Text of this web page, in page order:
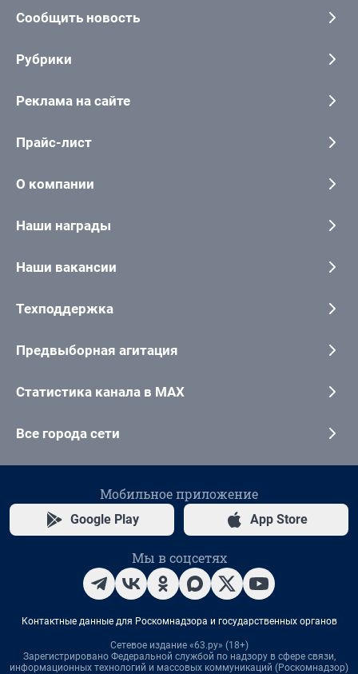
Сообщить новость
Рубрики
Реклама на сайте
Прайс-лист
О компании
Наши награды
Наши вакансии
Техподдержка
Предвыборная агитация
Статистика канала в MAX
Все города сети
Мобильное приложение
Google Play App Store
Мы в соцсетях
Контактные данные для Роскомнадзора и государственных органов
Сетевое издание «63.ру» (18+)
Зарегистрировано Федеральной службой по надзору в сфере связи,
информационных технологий и массовых коммуникаций (Роскомнадзор)